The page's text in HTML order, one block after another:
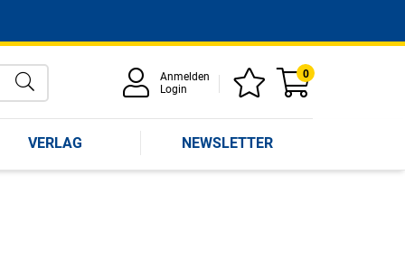
Anmelden
Login
0
VERLAG NEWSLETTER